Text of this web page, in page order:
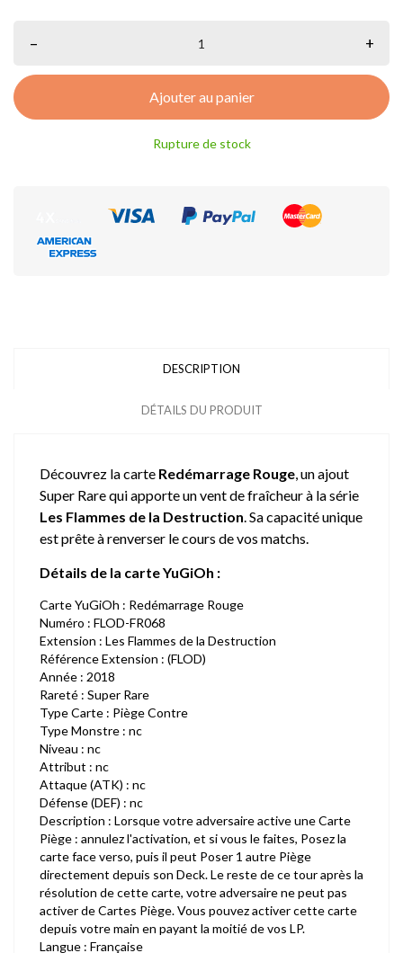
– +
Ajouter au panier
Rupture de stock
DESCRIPTION
DÉTAILS DU PRODUIT
Découvrez la carte Redémarrage Rouge, un ajout
Super Rare qui apporte un vent de fraîcheur à la série
Les Flammes de la Destruction. Sa capacité unique
est prête à renverser le cours de vos matchs.
Détails de la carte YuGiOh :
Carte YuGiOh : Redémarrage Rouge
Numéro : FLOD-FR068
Extension : Les Flammes de la Destruction
Référence Extension : (FLOD)
Année : 2018
Rareté : Super Rare
Type Carte : Piège Contre
Type Monstre : nc
Niveau : nc
Attribut : nc
Attaque (ATK) : nc
Défense (DEF) : nc
Description : Lorsque votre adversaire active une Carte
Piège : annulez l'activation, et si vous le faites, Posez la
carte face verso, puis il peut Poser 1 autre Piège
directement depuis son Deck. Le reste de ce tour après la
résolution de cette carte, votre adversaire ne peut pas
activer de Cartes Piège. Vous pouvez activer cette carte
depuis votre main en payant la moitié de vos LP.
Langue : Française